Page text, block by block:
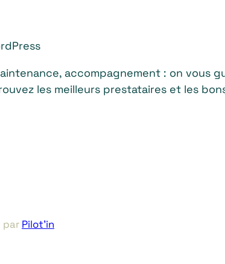
accompagnement : on vous
les meilleurs prestataires et les
par Pilot’in